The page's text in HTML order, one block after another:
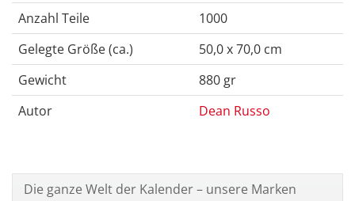
Anzahl Teile
1000
Gelegte Größe (ca.)
50,0 x 70,0 cm
Gewicht
880 gr
Autor
Dean Russo
Die ganze Welt der Kalender – unsere Marken